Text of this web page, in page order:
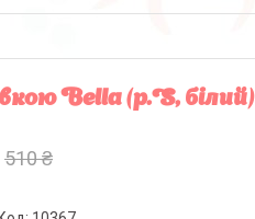
Bella (р.S, білий)
510 ₴